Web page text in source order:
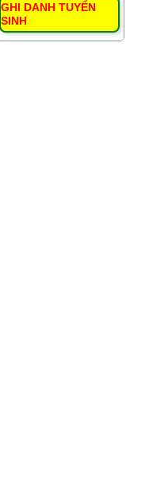
GHI DANH TUYỂN
SINH